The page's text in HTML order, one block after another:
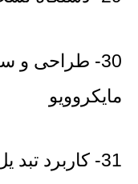
مایکروویو
31- کاربرد